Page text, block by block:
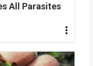
All Parasites